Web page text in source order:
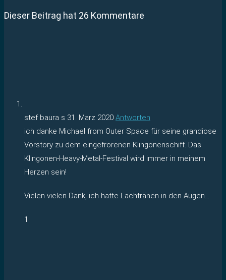
Dieser Beitrag hat 26 Kommentare
stef baura s 31. März 2020 Antworten
ich danke Michael from Outer Space für seine grandiose
Vorstory zu dem eingefrorenen Klingonenschiff. Das
Klingonen-Heavy-Metal-Festival wird immer in meinem
Herzen sein!
Vielen vielen Dank, ich hatte Lachtränen in den Augen…
1